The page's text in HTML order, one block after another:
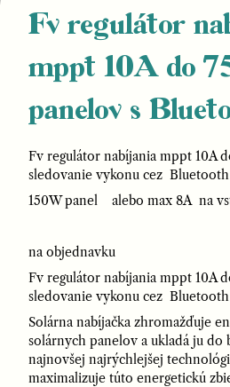
Fv regulátor
mppt 10A do
panelov s
Fv regulátor nabíjania mppt 10A
sledovanie vykonu cez Bluetooth
150W panel alebo max 8A na
na objednavku
Fv regulátor nabíjania mppt 10A
sledovanie vykonu cez Bluetooth
Solárna nabíjačka zhromažďuje
solárnych panelov a ukladá ju do
najnovšej najrýchlejšej
maximalizuje túto energetickú